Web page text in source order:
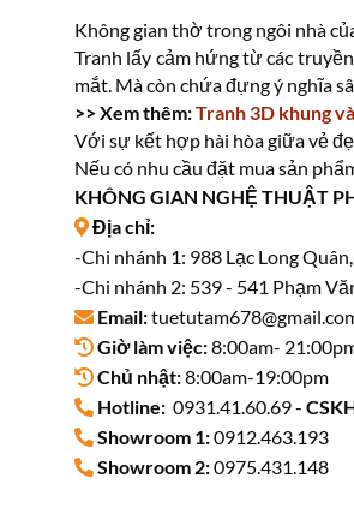
Không gian thờ trong ngôi nhà
Tranh lấy cảm hứng từ các
mắt. Mà còn chứa đựng ý nghĩa
>> Xem thêm:Tranh 3D khung
Với sự kết hợp hài hòa giữa vẻ
Nếu có nhu cầu đặt mua sản
KHÔNG GIAN NGHỆ THUẬT
Địa chỉ:
-Chi nhánh 1: 988 Lạc Long
-Chi nhánh 2: 539 - 541 Phạm
Email:
Giờ làm việc:8:00am-
Chủ nhật:8:00am-19:00pm
Hotline: 0931.41.60.69 -
Showroom 1:0912.463.193
Showroom 2:0975.431.148